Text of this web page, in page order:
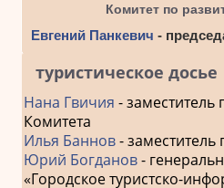
Комитет по
Евгений Панкевич -
туристическое досье
Нана Гвичия - заместитель
Комитета
Илья Баннов- заместитель
Юрий Богданов-
«Городское туристско-